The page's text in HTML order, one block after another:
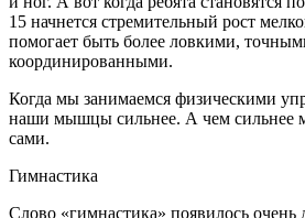
15 начнется стремительный рост
помогает быть более ловкими,
координированными.
Когда мы занимаемся физическими
наши мышцы сильнее. А чем сильнее
сами.
Гимнастика
Слово «гимнастика» появилось